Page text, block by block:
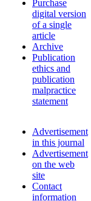
Purchase
digital version
of a single
article
Archive
Publication
ethics and
publication
malpractice
statement
Advertisement
in this journal
Advertisement
on the web
site
Contact
information